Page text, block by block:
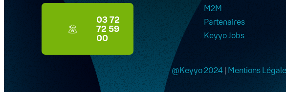
03 72
72 59
00
M2M
Partenaires
Keyyo Jobs
@Keyyo 2024| Mentions